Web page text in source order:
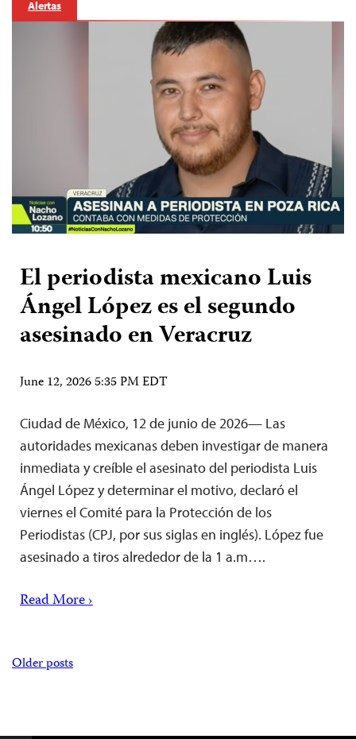
Alertas
El periodista mexicano Luis
Ángel López es el segundo
asesinado en Veracruz
June 12, 2026 5:35 PM EDT
Ciudad de México, 12 de junio de 2026— Las
autoridades mexicanas deben investigar de manera
inmediata y creíble el asesinato del periodista Luis
Ángel López y determinar el motivo, declaró el
viernes el Comité para la Protección de los
Periodistas (CPJ, por sus siglas en inglés). López fue
asesinado a tiros alrededor de la 1 a.m….
Read More ›
Posts
Older posts